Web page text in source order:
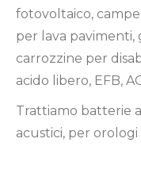
fotovoltaico,
per lava pavimenti,
carrozzine per
acido libero, EFB,
Trattiamo batterie
acustici, per